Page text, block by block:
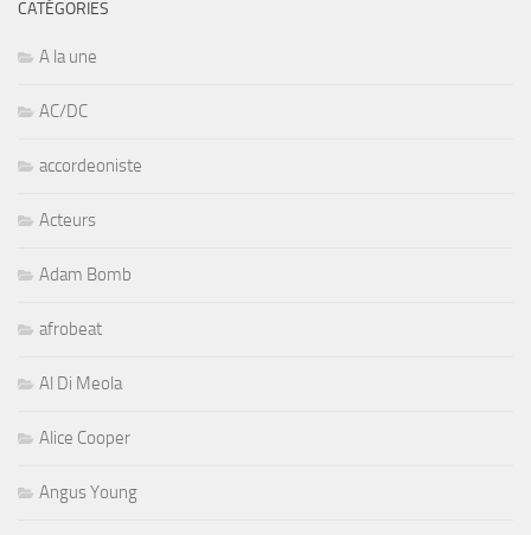
CATÉGORIES
A la une
AC/DC
accordeoniste
Acteurs
Adam Bomb
afrobeat
Al Di Meola
Alice Cooper
Angus Young